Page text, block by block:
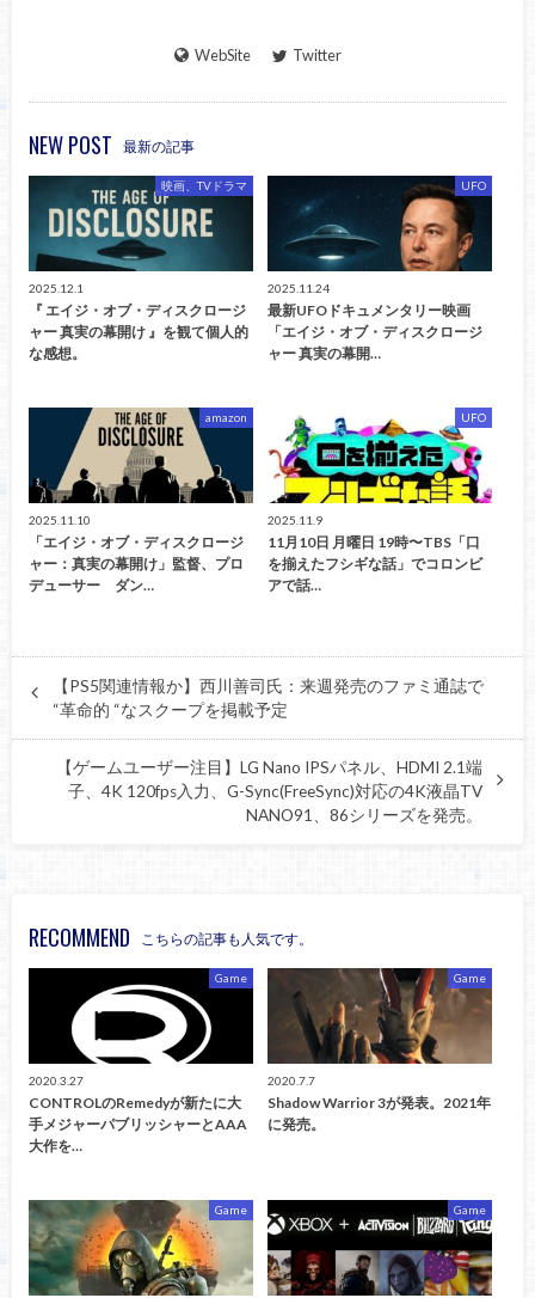
WebSite Twitter
NEW POST 最新の記事
映画、TVドラマ
2025.12.1
『 エイジ・オブ・ディスクロージ
ャー 真実の幕開け 』を観て個人的
な感想。
UFO
2025.11.24
最新UFOドキュメンタリー映画
「エイジ・オブ・ディスクロージ
ャー 真実の幕開…
amazon
2025.11.10
「エイジ・オブ・ディスクロージ
ャー：真実の幕開け」監督、プロ
デューサー ダン…
UFO
2025.11.9
11月10日 月曜日 19時〜TBS「口
を揃えたフシギな話」でコロンビ
アで話…
【PS5関連情報か】西川善司氏：来週発売のファミ通誌で
“革命的 “なスクープを掲載予定
【ゲームユーザー注目】LG Nano IPSパネル、HDMI 2.1端
子、4K 120fps入力、G-Sync(FreeSync)対応の4K液晶TV
NANO91、86シリーズを発売。
RECOMMEND こちらの記事も人気です。
Game
2020.3.27
CONTROLのRemedyが新たに大
手メジャーパブリッシャーとAAA
大作を…
Game
2020.7.7
Shadow Warrior 3が発表。2021年
に発売。
Game Game